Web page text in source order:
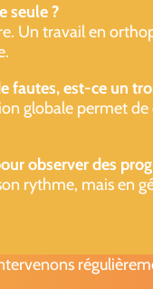
seule ?
Un travail en
fautes, est-ce un
globale permet de
observer des
rythme, mais en